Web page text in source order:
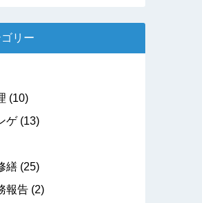
リー
(10)
ゲ(13)
繕 (25)
報告 (2)